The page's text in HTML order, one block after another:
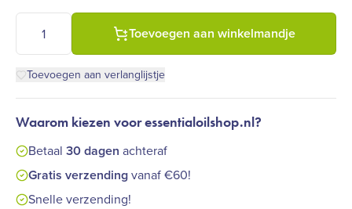
Farfalla - Zoem zoem stop Anti-insectenspray naturel 75 ml
Toevoegen aan winkelmandje
Toevoegen aan verlanglijstje
Waarom kiezen voor essentialoilshop.nl?
Betaal 30 dagen achteraf
Gratis verzendingvanaf €60!
Snelle verzending!